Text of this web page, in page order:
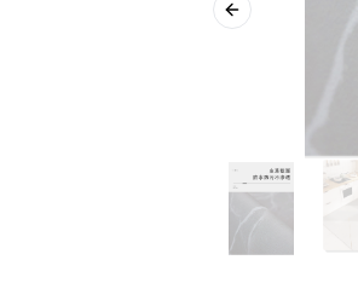
Previous slide